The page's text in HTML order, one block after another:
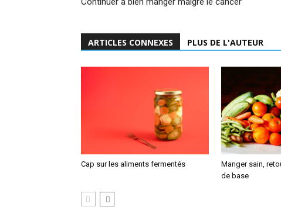
ARTICLES CONNEXES PLUS DE L'AUTEUR
Cap sur les aliments fermentés
Manger sain,
de base